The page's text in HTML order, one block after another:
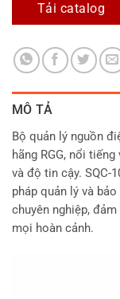
Tải catalog
MÔ TẢ
Bộ quản lý nguồn
hãng RGG, nổi
và độ tin cậy. SQC-
pháp quản lý và
chuyên nghiệp,
mọi hoàn cảnh.